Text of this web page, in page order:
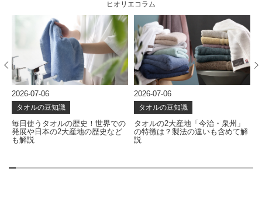
ヒオリエコラム
2026-07-06
タオルの豆知識
毎日使うタオルの歴史！世界での
発展や日本の2大産地の歴史など
も解説
2026-07-06
タオルの豆知識
タオルの2大産地「今治・泉州」
の特徴は？製法の違いも含めて解
説